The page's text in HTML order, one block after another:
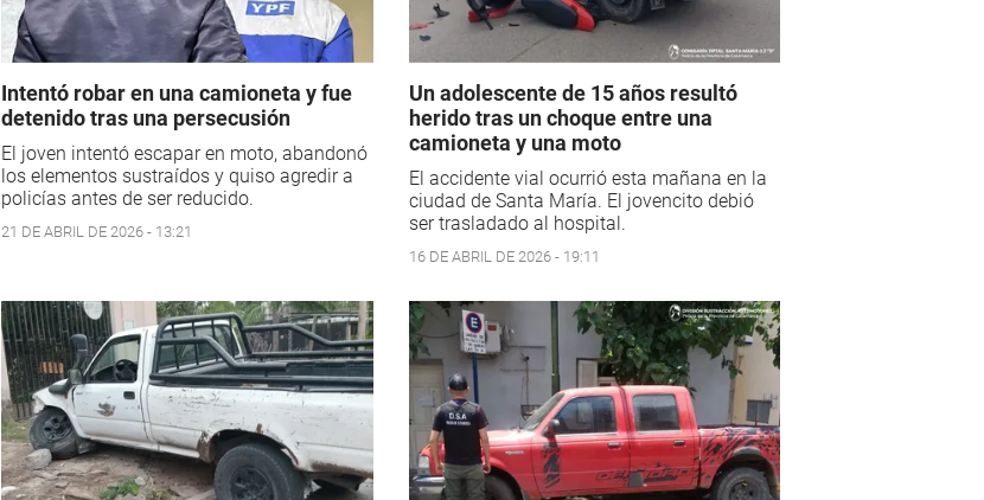
Intentó robar en una camioneta y fue
detenido tras una persecusión
El joven intentó escapar en moto, abandonó
los elementos sustraídos y quiso agredir a
policías antes de ser reducido.
21 DE ABRIL DE 2026 - 13:21
Un adolescente de 15 años resultó
herido tras un choque entre una
camioneta y una moto
El accidente vial ocurrió esta mañana en la
ciudad de Santa María. El jovencito debió
ser trasladado al hospital.
16 DE ABRIL DE 2026 - 19:11